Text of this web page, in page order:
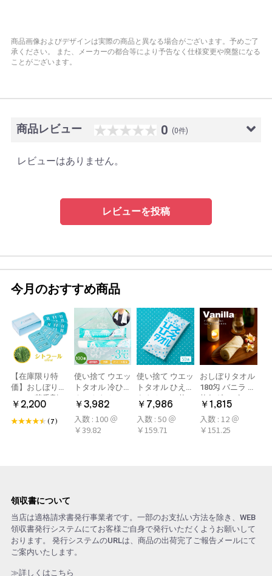
商品画像およびデザインは実際の商品と異なる場合がございます。予めご了
承ください。
また、メーカーの都合等により予告なく仕様変更や廃盤になる
ことがございます。
商品レビュー 0 (0件)
レビューはありません。
レビューを投稿
今月のおすすめ商品
【在庫限り特
価】おしぼり用
アロマ芳香剤
LARME(ラルム)
シトラール 旧デ
￥2,200
(7)
使い捨て ウエッ
トタオル 冷ひや
ネックタオル
50本×2パック
100本 冷感タオ
ル 首 個包装 日
￥3,982
入数 : 100 ＠
￥39.82
使い捨て ウエッ
トタオル ひえひ
えタオル 50枚
冷感タオル ミン
ト アロマおしぼ
り
￥7,986
入数 : 50 ＠
￥159.71
おしぼりタオル
180匁 バニラ 12
枚(1ダース)
￥1,815
入数 : 12 ＠
￥151.25
領収書について
当店は適格請求書発行事業者です。一部のお支払い方法を除き、WEB
領収書発行システムにてお客様ご自身で発行いただくようお願いして
おります。 発行システムのURLは、商品の出荷完了ご報告メールにて
ご案内いたします。
≫詳しくはこちら